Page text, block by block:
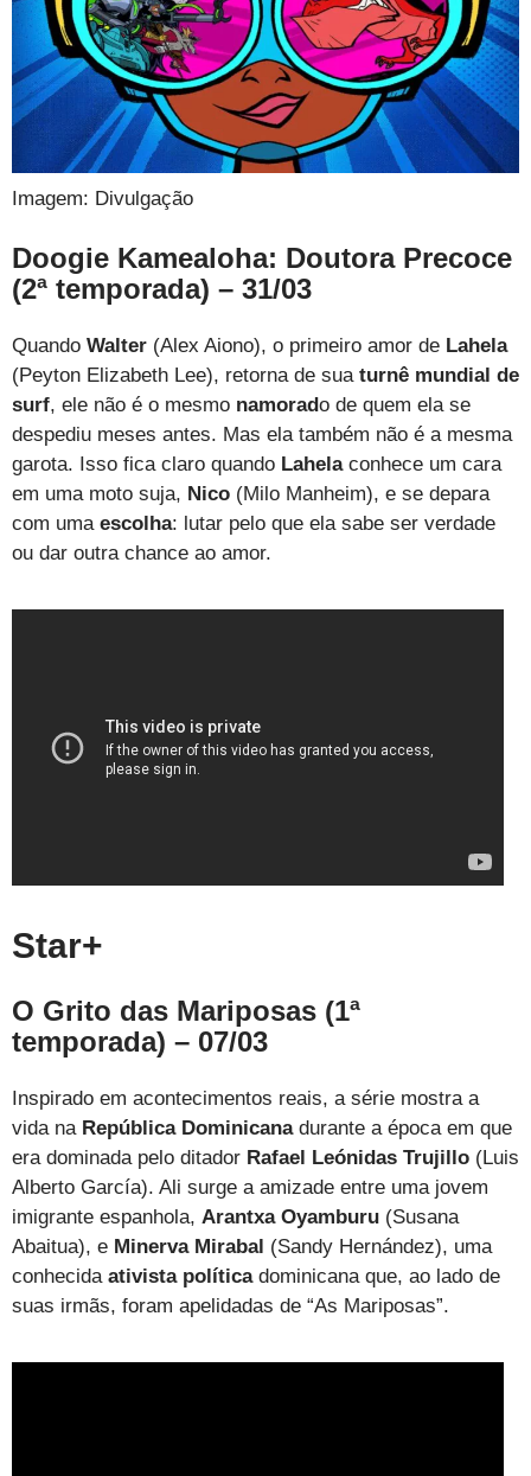
Imagem: Divulgação
Doogie Kamealoha: Doutora Precoce
(2ª temporada) – 31/03
Quando Walter (Alex Aiono), o primeiro amor de Lahela
(Peyton Elizabeth Lee), retorna de suaturnê mundial de
surf, ele não é o mesmo namorado de quem ela se
despediu meses antes. Mas ela também não é a mesma
garota. Isso fica claro quando Lahela conhece um cara
em uma moto suja, Nico (Milo Manheim), e se depara
com uma escolha: lutar pelo que ela sabe ser verdade
ou dar outra chance ao amor.
Star+
O Grito das Mariposas (1ª
temporada) – 07/03
Inspirado em acontecimentos reais, a série mostra a
vida na República Dominicanadurante a época em que
era dominada pelo ditador Rafael Leónidas Trujillo (Luis
Alberto García). Ali surge a amizade entre uma jovem
imigrante espanhola, Arantxa Oyamburu (Susana
Abaitua), e Minerva Mirabal (Sandy Hernández), uma
conhecidaativista políticadominicana que, ao lado de
suas irmãs, foram apelidadas de “As Mariposas”.